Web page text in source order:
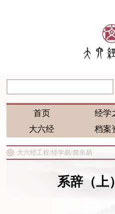
首页 经学
大六经
档案
大六经工程/经学易/简帛易
系辞（上